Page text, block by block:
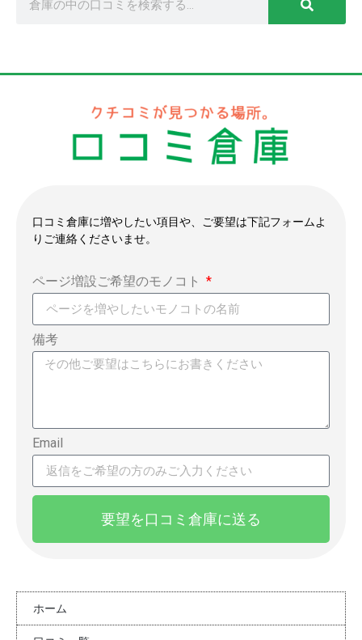
口コミ倉庫に増やしたい項目や、ご要望は下記フォームよ
りご連絡くださいませ。
ページ増設ご希望のモノコト
備考
Email
要望を口コミ倉庫に送る
ホーム